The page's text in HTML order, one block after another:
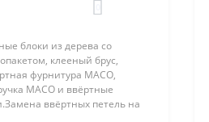
блоки из дерева со
клееный брус,
фурнитура МАСО,
МАСО и ввёртные
ввёртных петель на